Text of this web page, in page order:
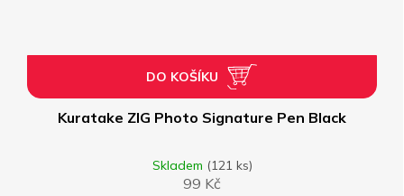
Kuratake ZIG Photo Signature Pen Black
Skladem (121 ks)
99 Kč
DO KOŠÍKU